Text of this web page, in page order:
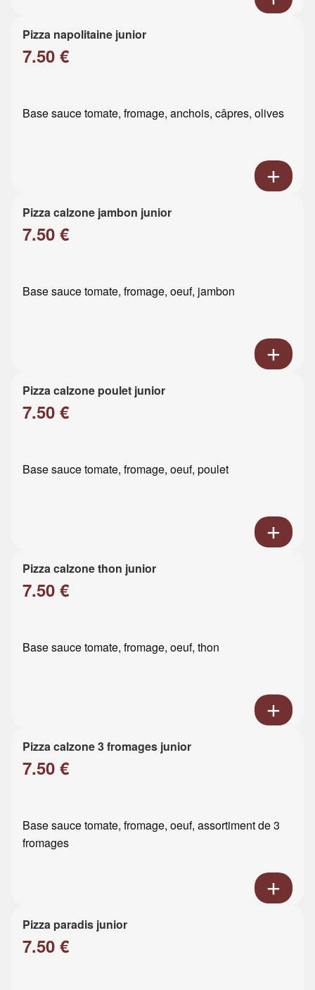
Pizza napolitaine junior
7.50 €
Base sauce tomate, fromage, anchois, câpres, olives
Pizza calzone jambon junior
7.50 €
Base sauce tomate, fromage, oeuf, jambon
Pizza calzone poulet junior
7.50 €
Base sauce tomate, fromage, oeuf, poulet
Pizza calzone thon junior
7.50 €
Base sauce tomate, fromage, oeuf, thon
Pizza calzone 3 fromages junior
7.50 €
Base sauce tomate, fromage, oeuf, assortiment de 3
fromages
Pizza paradis junior
7.50 €